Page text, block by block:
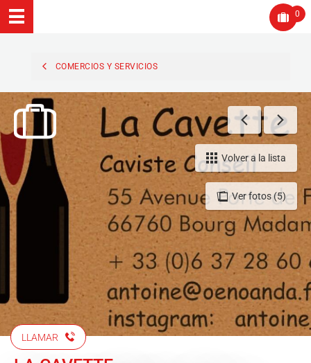
0
COMERCIOS Y SERVICIOS
Ver fotos (5)
Volver a la lista
LLAMAR